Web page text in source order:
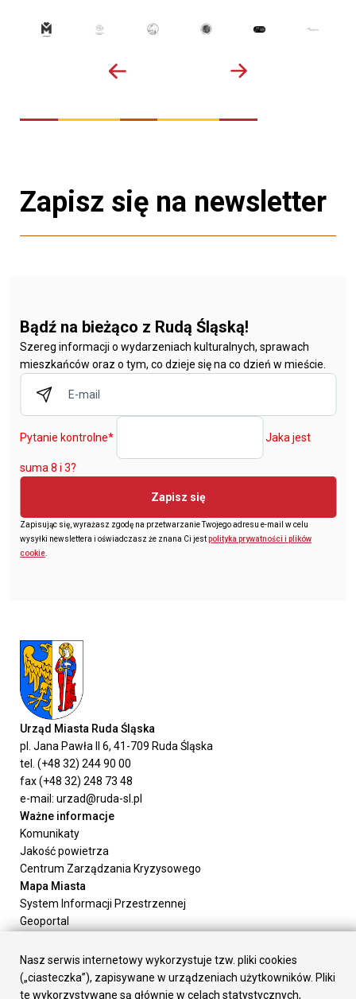
Zapisz się na newsletter
Bądź na bieżąco z Rudą Śląską!
Szereg informacji o wydarzeniach kulturalnych, sprawach
mieszkańców oraz o tym, co dzieje się na co dzień w mieście.
Pytanie kontrolne* Jaka jest
suma 8 i 3?
Zapisz się
Zapisując się, wyrażasz zgodę na przetwarzanie Twojego adresu e-mail w celu
wysyłki newslettera i oświadczasz że znana Ci jestpolityka prywatności i plików
cookie
Urząd Miasta Ruda Śląska
pl. Jana Pawła II 6, 41-709 Ruda Śląska
tel. (+48 32) 244 90 00
fax (+48 32) 248 73 48
e-mail: urzad@ruda-sl.pl
Ważne informacje
Komunikaty
Jakość powietrza
Centrum Zarządzania Kryzysowego
Mapa Miasta
System Informacji Przestrzennej
Geoportal
Załatw sprawę
Prezydent Miasta
Rada Miasta
Nasz serwis internetowy wykorzystuje tzw. pliki cookies
(„ciasteczka”), zapisywane w urządzeniach użytkowników. Pliki
te wykorzystywane są głównie w celach statystycznych,